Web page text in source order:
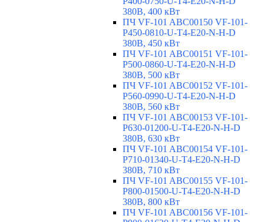
380В, 400 кВт
ПЧ VF-101 ABC00150 VF-101-
P450-0810-U-T4-E20-N-H-D
380В, 450 кВт
ПЧ VF-101 ABC00151 VF-101-
P500-0860-U-T4-E20-N-H-D
380В, 500 кВт
ПЧ VF-101 ABC00152 VF-101-
P560-0990-U-T4-E20-N-H-D
380В, 560 кВт
ПЧ VF-101 ABC00153 VF-101-
P630-01200-U-T4-E20-N-H-D
380В, 630 кВт
ПЧ VF-101 ABC00154 VF-101-
P710-01340-U-T4-E20-N-H-D
380В, 710 кВт
ПЧ VF-101 ABC00155 VF-101-
P800-01500-U-T4-E20-N-H-D
380В, 800 кВт
ПЧ VF-101 ABC00156 VF-101-